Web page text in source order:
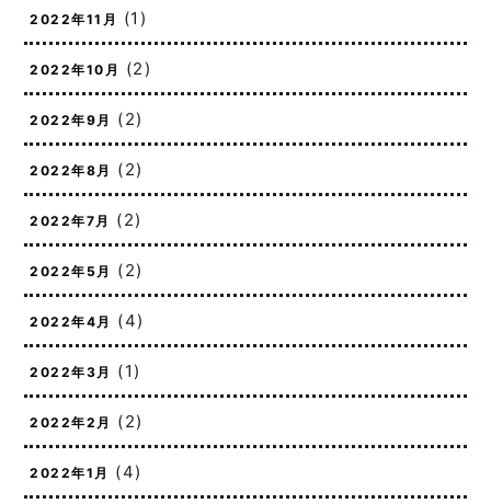
2022年11月(1)
2022年10月 (2)
2022年9月(2)
2022年8月(2)
2022年7月(2)
2022年5月(2)
2022年4月(4)
2022年3月(1)
2022年2月(2)
2022年1月(4)